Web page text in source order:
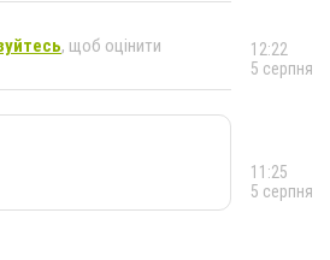
, щоб оцінити
12:22
5 серпня
11:25
5 серпня